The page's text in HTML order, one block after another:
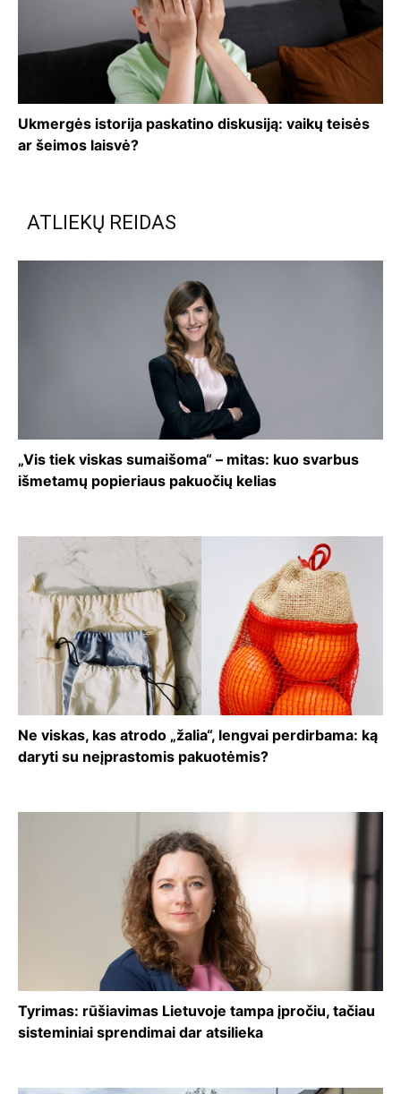
Ukmergės istorija paskatino diskusiją: vaikų teisės
ar šeimos laisvė?
ATLIEKŲ REIDAS
„Vis tiek viskas sumaišoma“ – mitas: kuo svarbus
išmetamų popieriaus pakuočių kelias
Ne viskas, kas atrodo „žalia“, lengvai perdirbama: ką
daryti su neįprastomis pakuotėmis?
Tyrimas: rūšiavimas Lietuvoje tampa įpročiu, tačiau
sisteminiai sprendimai dar atsilieka